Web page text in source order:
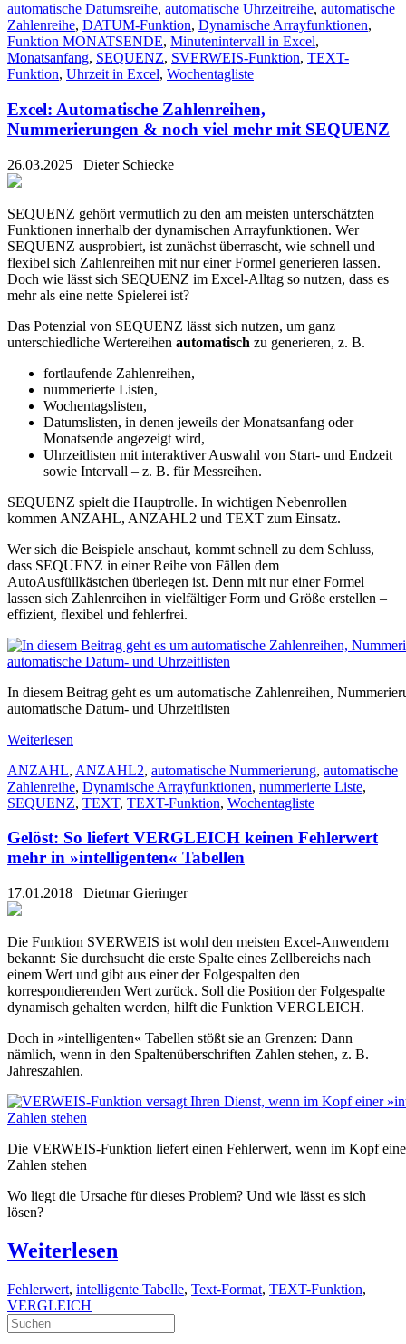
automatische Datumsreihe, automatische Uhrzeitreihe, automatische
Zahlenreihe, DATUM-Funktion, Dynamische Arrayfunktionen,
Funktion MONATSENDE, Minutenintervall in Excel,
Monatsanfang, SEQUENZ, SVERWEIS-Funktion, TEXT-
Funktion, Uhrzeit in Excel, Wochentagliste
Excel: Automatische Zahlenreihen,
Nummerierungen & noch viel mehr mit SEQUENZ
26.03.2025 Dieter Schiecke
SEQUENZ gehört vermutlich zu den am meisten unterschätzten
Funktionen innerhalb der dynamischen Arrayfunktionen. Wer
SEQUENZ ausprobiert, ist zunächst überrascht, wie schnell und
flexibel sich Zahlenreihen mit nur einer Formel generieren lassen.
Doch wie lässt sich SEQUENZ im Excel-Alltag so nutzen, dass es
mehr als eine nette Spielerei ist?
Das Potenzial von SEQUENZ lässt sich nutzen, um ganz
unterschiedliche Wertereihen automatisch zu generieren, z. B.
fortlaufende Zahlenreihen,
nummerierte Listen,
Wochentagslisten,
Datumslisten, in denen jeweils der Monatsanfang oder
Monatsende angezeigt wird,
Uhrzeitlisten mit interaktiver Auswahl von Start- und Endzeit
sowie Intervall – z. B. für Messreihen.
SEQUENZ spielt die Hauptrolle. In wichtigen Nebenrollen
kommen ANZAHL, ANZAHL2 und TEXT zum Einsatz.
Wer sich die Beispiele anschaut, kommt schnell zu dem Schluss,
dass SEQUENZ in einer Reihe von Fällen dem
AutoAusfüllkästchen überlegen ist. Denn mit nur einer Formel
lassen sich Zahlenreihen in vielfältiger Form und Größe erstellen –
effizient, flexibel und fehlerfrei.
In diesem Beitrag geht es um automatische Zahlenreihen,
automatische Datum- und Uhrzeitlisten
Weiterlesen
ANZAHL, ANZAHL2, automatische Nummerierung, automatische
Zahlenreihe, Dynamische Arrayfunktionen, nummerierte Liste,
SEQUENZ, TEXT, TEXT-Funktion, Wochentagliste
Gelöst: So liefert VERGLEICH keinen Fehlerwert
mehr in »intelligenten« Tabellen
17.01.2018 Dietmar Gieringer
Die Funktion SVERWEIS ist wohl den meisten Excel-Anwendern
bekannt: Sie durchsucht die erste Spalte eines Zellbereichs nach
einem Wert und gibt aus einer der Folgespalten den
korrespondierenden Wert zurück. Soll die Position der Folgespalte
dynamisch gehalten werden, hilft die Funktion VERGLEICH.
Doch in »intelligenten« Tabellen stößt sie an Grenzen: Dann
nämlich, wenn in den Spaltenüberschriften Zahlen stehen, z. B.
Jahreszahlen.
Die VERWEIS-Funktion liefert einen Fehlerwert, wenn im Kopf
Zahlen stehen
Wo liegt die Ursache für dieses Problem? Und wie lässt es sich
lösen?
Weiterlesen
Fehlerwert, intelligente Tabelle, Text-Format, TEXT-Funktion,
VERGLEICH